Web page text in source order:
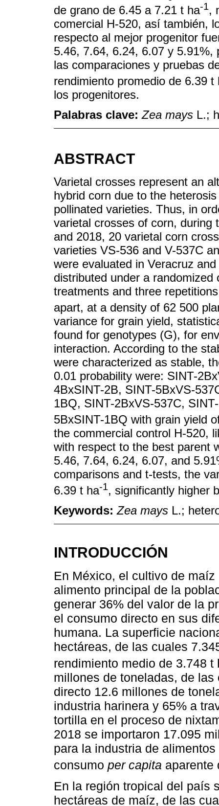
de grano de 6.45 a 7.21 t ha-1,
comercial H-520, así también,
respecto al mejor progenitor
5.46, 7.64, 6.24, 6.07 y
las comparaciones y pruebas
rendimiento promedio de 6.39 t
los progenitores.
Palabras clave:Zea mays L.;
ABSTRACT
Varietal crosses represent an
hybrid corn due to the
pollinated varieties. Thus, in
varietal crosses of corn, during
and 2018, 20 varietal corn
varieties VS-536 and V-537C
were evaluated in Veracruz
distributed under a
treatments and three
apart, at a density of 62 500
variance for grain yield,
found for genotypes (G), for
interaction. According to the
were characterized as stable,
0.01 probability were: SINT-
4BxSINT-2B, SINT-5BxVS-
1BQ, SINT-2BxVS-537C,
5BxSINT-1BQ with grain yield
the commercial control H-520,
with respect to the best parent
5.46, 7.64, 6.24, 6.07, and
comparisons and t-tests, the
6.39 t ha-1, significantly higher
Keywords:Zea mays L.;
INTRODUCCIÓN
En México, el cultivo de
alimento principal de la
generar 36% del valor de la
el consumo directo en sus
humana. La superficie
hectáreas, de las cuales
rendimiento medio de 3.748 t
millones de toneladas, de
directo 12.6 millones de
industria harinera y 65% a
tortilla en el proceso de
2018 se importaron 17.095
para la industria de
consumo per capita aparente
En la región tropical del país
hectáreas de maíz, de las